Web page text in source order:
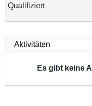
Qualifiziert
Es gibt keine